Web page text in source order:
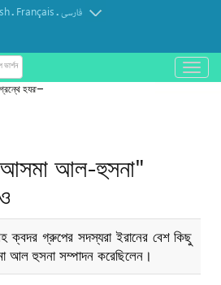
. Français.فارسی
ভার্শন
باز
و
হযরত ঈসা (আ.)
আল-হুসনা"
ক্বদর গ্রুপের সদস্যরা ইরানের বেশ কিছু
আল হুসনা সম্পাদন করেছিলেন।